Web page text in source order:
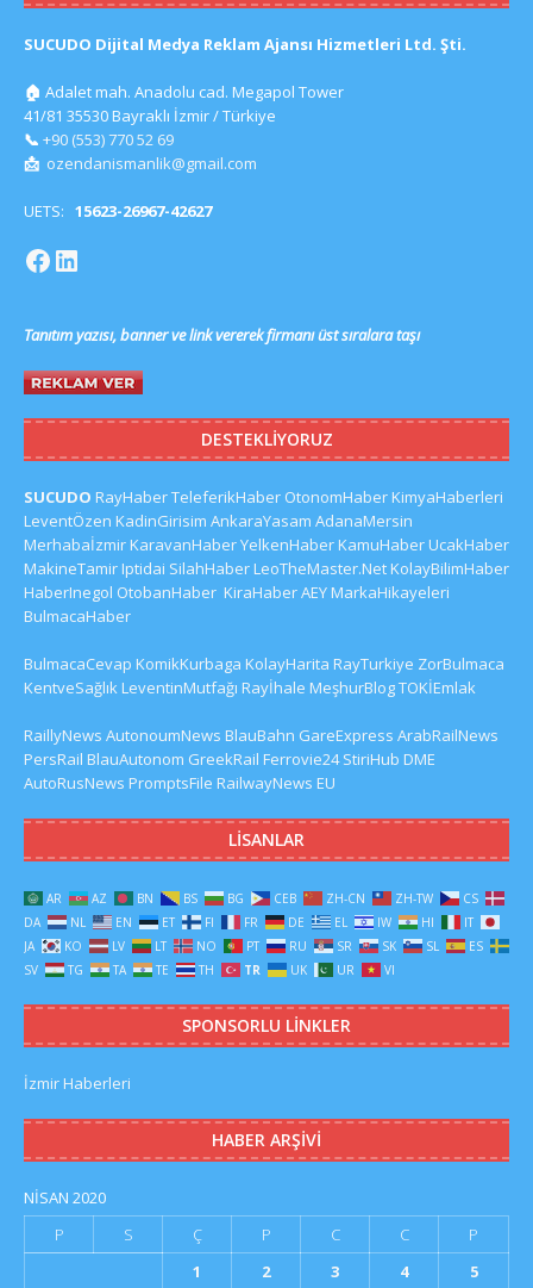
SUCUDO Dijital Medya Reklam Ajansı Hizmetleri Ltd. Şti.
🏠 Adalet mah. Anadolu cad. Megapol Tower
41/81 35530 Bayraklı İzmir / Türkiye
📞 +90 (553) 770 52 69
📩 ozendanismanlik@gmail.com
UETS: 15623-26967-42627
Tanıtım yazısı, banner ve link vererek firmanı üst sıralara taşı
DESTEKLIYORUZ
SUCUDO RayHaberTeleferikHaber OtonomHaberKimyaHaberleri
LeventÖzen KadinGirisim AnkaraYasam AdanaMersin
MerhabaİzmirKaravanHaberYelkenHaberKamuHaberUcakHaber
MakineTamirIptidai SilahHaberLeoTheMaster.NetKolayBilimHaber
HaberInegol OtobanHaber KiraHaberAEYMarkaHikayeleri
BulmacaHaber
BulmacaCevap KomikKurbaga KolayHarita RayTurkiye ZorBulmaca
KentveSağlıkLeventinMutfağı Rayİhale MeşhurBlogTOKİEmlak
RaillyNews AutonoumNews BlauBahn GareExpress ArabRailNews
PersRail BlauAutonom GreekRail Ferrovie24 StiriHub DME
AutoRusNews PromptsFile RailwayNews EU
LISANLAR
AR AZ BN BS BG CEB ZH-CN ZH-TW
CS
DA
NL EN ET FI FR DE EL IW HI
IT
JA
KO LV LT NO PT RU SR SK SL
ES
SV
TG TA TE TH TR UK UR VI
SPONSORLU LINKLER
İzmir Haberleri
HABER ARŞIVI
NISAN 2020
P
S Ç P C C
P
1
2 3 4 5